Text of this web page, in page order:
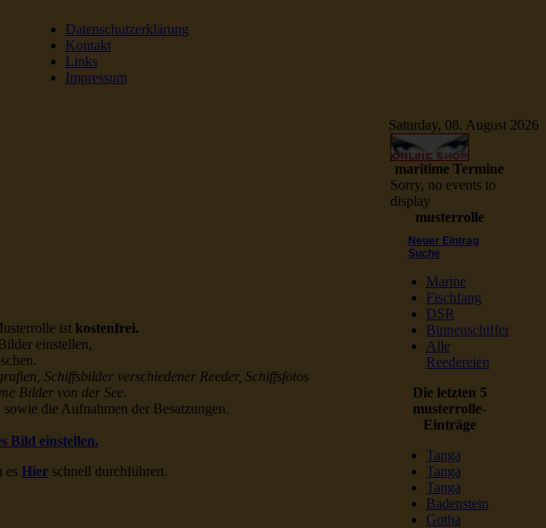
Datenschutzerklärung
Kontakt
Links
Impressum
Saturday, 08. August 2026
ist kostenfrei.
einstellen,
Schiffsbilder verschiedener Reeder, Schiffsfotos
Bilder von der See.
die Aufnahmen der Besatzungen.
Bild einstellen.
es Hier schnell durchführen.
maritime Termine
Sorry, no events to
display
musterrolle
Neuer Eintrag
Suche
Marine
Fischfang
DSR
Binnenschiffer
Alle
Reedereien
Die letzten 5
musterrolle-
Einträge
Tanga
Tanga
Tanga
Badenstein
Gotha